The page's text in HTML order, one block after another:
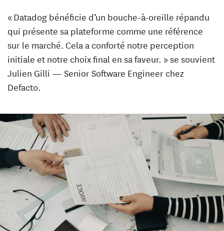
« Datadog bénéficie d’un bouche-à-oreille répandu
qui présente sa plateforme comme une référence
sur le marché. Cela a conforté notre perception
initiale et notre choix final en sa faveur. » se souvient
Julien Gilli — Senior Software Engineer chez
Defacto.